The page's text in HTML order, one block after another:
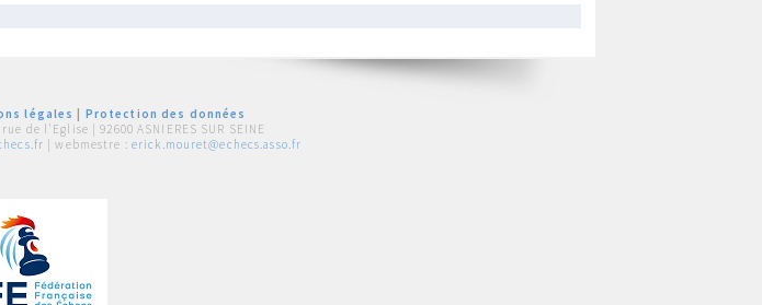
légales
Protection des données
rue de l'Eglise | 92600 ASNIERES SUR SEINE
| webmestre : erick.mouret@echecs.asso.fr